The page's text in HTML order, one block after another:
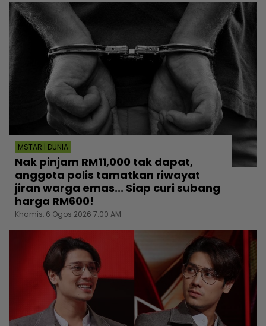
MSTAR | DUNIA
Nak pinjam RM11,000 tak dapat,
anggota polis tamatkan riwayat
jiran warga emas... Siap curi subang
harga RM600!
Khamis, 6 Ogos 2026 7:00 AM